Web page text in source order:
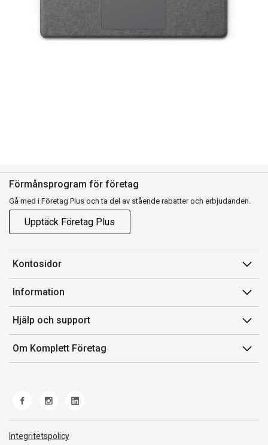
Förmånsprogram för företag
Gå med i Företag Plus och ta del av stående rabatter och erbjudanden.
Upptäck Företag Plus
Kontosidor
Mina sidor
Orderhistorik
Fakturor & Kvitton
Inköpslistor
Information
Försäljningsvillkor
Villkor för Komplett Företag Plus
Felsökning & guider
Hjälp och support
Kontakta oss
Kundservice
Frakt och leverans
Om Komplett Företag
Integritetspolicy